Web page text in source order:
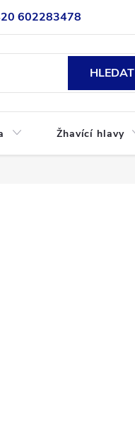
602283478
HLEDAT
Žhavící hlavy